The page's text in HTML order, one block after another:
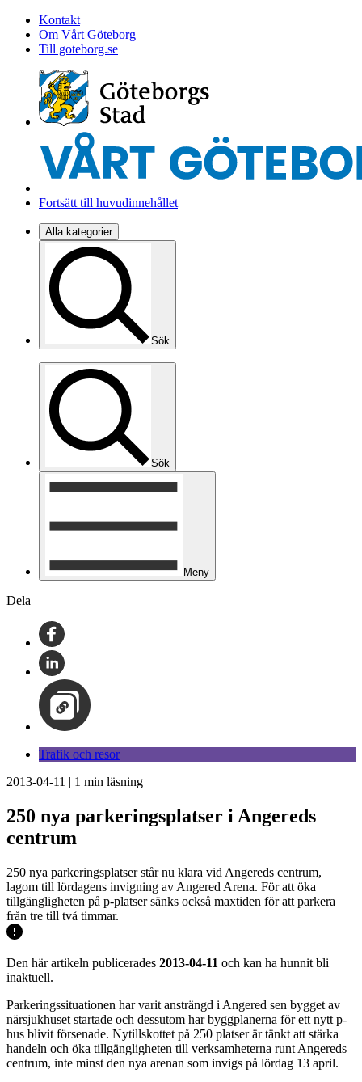
Kontakt
Om Vårt Göteborg
Till goteborg.se
Fortsätt till huvudinnehållet
Alla kategorier
Sök
Sök
Meny
Dela
Trafik och resor
2013-04-11 | 1 min läsning
250 nya parkeringsplatser i Angereds
centrum
250 nya parkeringsplatser står nu klara vid Angereds centrum,
lagom till lördagens invigning av Angered Arena. För att öka
tillgängligheten på p-platser sänks också maxtiden för att parkera
från tre till två timmar.
Den här artikeln publicerades 2013-04-11 och kan ha hunnit bli
inaktuell.
Parkeringssituationen har varit ansträngd i Angered sen bygget av
närsjukhuset startade och dessutom har byggplanerna för ett nytt p-
hus blivit försenade. Nytillskottet på 250 platser är tänkt att stärka
handeln och öka tillgängligheten till verksamheterna runt Angereds
centrum, inte minst den nya arenan som invigs på lördag 13 april.